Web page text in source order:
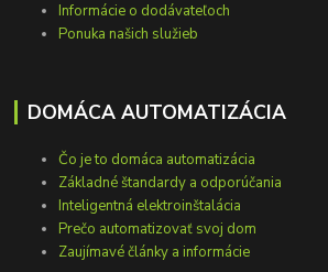
Informácie o dodávateľoch
Ponuka našich služieb
DOMÁCA AUTOMATIZÁCIA
Čo je to domáca automatizácia
Základné štandardy a odporúčania
Inteligentná elektroinštalácia
Prečo automatizovať svoj dom
Zaujímavé články a informácie